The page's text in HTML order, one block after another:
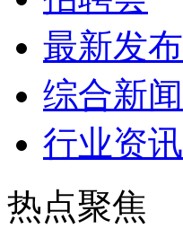
最新发布
综合新闻
行业资讯
热点聚焦